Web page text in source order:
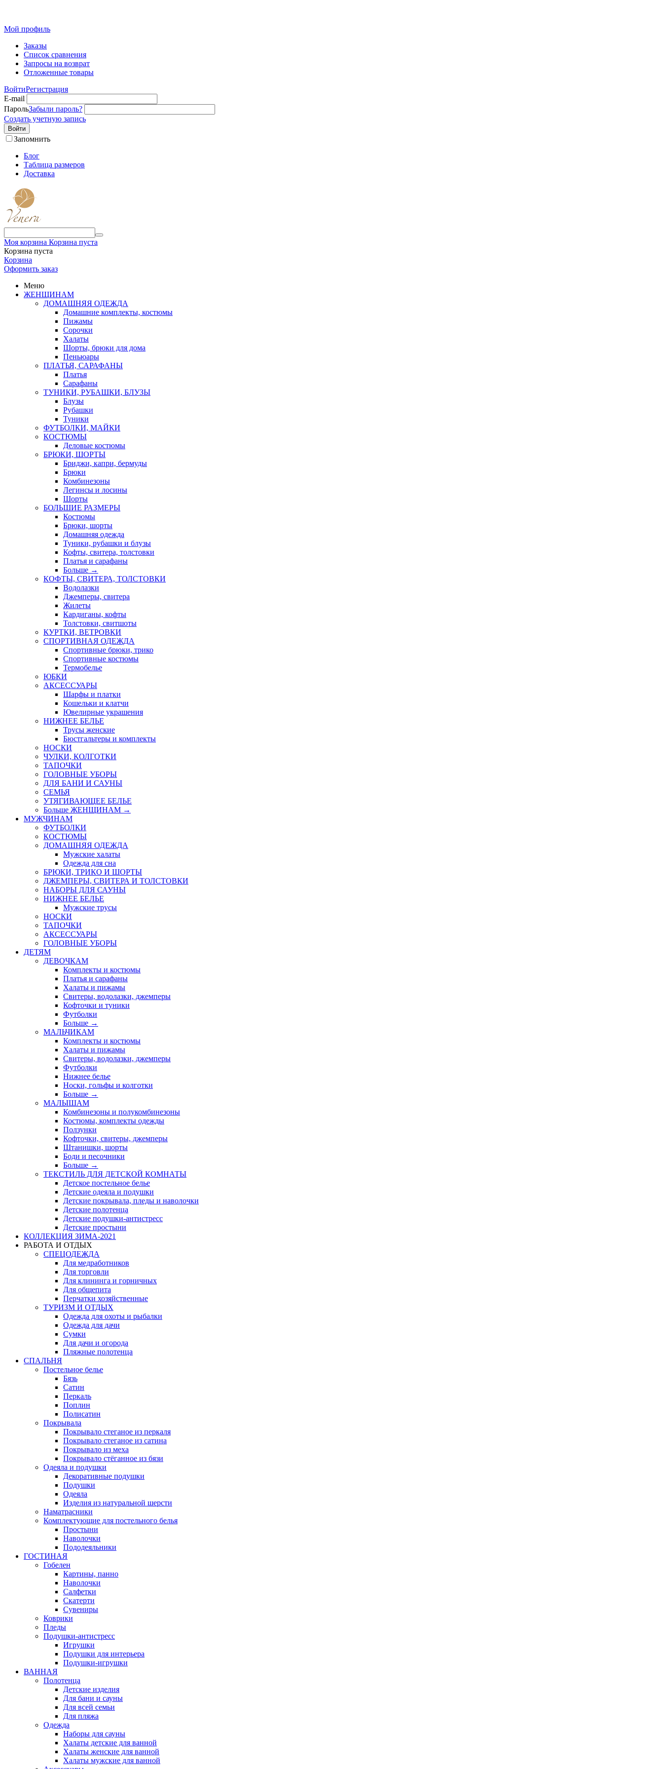
Мой профиль
Заказы
Список сравнения
Запросы на возврат
Отложенные товары
ВойтиРегистрация
E-mail
ПарольЗабыли пароль?
Создать учетную запись
Войти
Запомнить
Блог
Таблица размеров
Доставка
Моя корзина Корзина пуста
Корзина пуста
Корзина
Оформить заказ
Меню
ЖЕНЩИНАМ
ДОМАШНЯЯ ОДЕЖДА
Домашние комплекты, костюмы
Пижамы
Сорочки
Халаты
Шорты, брюки для дома
Пеньюары
ПЛАТЬЯ, САРАФАНЫ
Платья
Сарафаны
ТУНИКИ, РУБАШКИ, БЛУЗЫ
Блузы
Рубашки
Туники
ФУТБОЛКИ, МАЙКИ
КОСТЮМЫ
Деловые костюмы
БРЮКИ, ШОРТЫ
Бриджи, капри, бермуды
Брюки
Комбинезоны
Легинсы и лосины
Шорты
БОЛЬШИЕ РАЗМЕРЫ
Костюмы
Брюки, шорты
Домашняя одежда
Туники, рубашки и блузы
Кофты, свитера, толстовки
Платья и сарафаны
Больше →
КОФТЫ, СВИТЕРА, ТОЛСТОВКИ
Водолазки
Джемперы, свитера
Жилеты
Кардиганы, кофты
Толстовки, свитшоты
КУРТКИ, ВЕТРОВКИ
СПОРТИВНАЯ ОДЕЖДА
Спортивные брюки, трико
Спортивные костюмы
Термобелье
ЮБКИ
AКСЕССУАРЫ
Шарфы и платки
Кошельки и клатчи
Ювелирные украшения
НИЖНЕЕ БЕЛЬЕ
Трусы женские
Бюстгальтеры и комплекты
НОСКИ
ЧУЛКИ, КОЛГОТКИ
ТАПОЧКИ
ГОЛОВНЫЕ УБОРЫ
ДЛЯ БАНИ И САУНЫ
СЕМЬЯ
УТЯГИВАЮЩЕЕ БЕЛЬЕ
Больше ЖЕНЩИНАМ →
МУЖЧИНАМ
ФУТБОЛКИ
КОСТЮМЫ
ДОМАШНЯЯ ОДЕЖДА
Мужские халаты
Одежда для сна
БРЮКИ, ТРИКО И ШОРТЫ
ДЖЕМПЕРЫ, СВИТЕРА И ТОЛСТОВКИ
НАБОРЫ ДЛЯ САУНЫ
НИЖНЕЕ БЕЛЬЕ
Мужские трусы
НОСКИ
ТАПОЧКИ
АКСЕССУАРЫ
ГОЛОВНЫЕ УБОРЫ
ДЕТЯМ
ДЕВОЧКАМ
Комплекты и костюмы
Платья и сарафаны
Халаты и пижамы
Свитеры, водолазки, джемперы
Кофточки и туники
Футболки
Больше →
МАЛЬЧИКАМ
Комплекты и костюмы
Халаты и пижамы
Свитеры, водолазки, джемперы
Футболки
Нижнее белье
Носки, гольфы и колготки
Больше →
МАЛЫШАМ
Комбинезоны и полукомбинезоны
Костюмы, комплекты одежды
Ползунки
Кофточки, свитеры, джемперы
Штанишки, шорты
Боди и песочники
Больше →
ТЕКСТИЛЬ ДЛЯ ДЕТСКОЙ КОМНАТЫ
Детское постельное белье
Детские одеяла и подушки
Детские покрывала, пледы и наволочки
Детские полотенца
Детские подушки-антистресс
Детские простыни
КОЛЛЕКЦИЯ ЗИМА-2021
РАБОТА И ОТДЫХ
СПЕЦОДЕЖДА
Для медработников
Для торговли
Для клининга и горничных
Для общепита
Перчатки хозяйственные
ТУРИЗМ И ОТДЫХ
Одежда для охоты и рыбалки
Одежда для дачи
Сумки
Для дачи и огорода
Пляжные полотенца
СПАЛЬНЯ
Постельное белье
Бязь
Сатин
Перкаль
Поплин
Полисатин
Покрывала
Покрывало стеганое из перкаля
Покрывало стеганое из сатина
Покрывало из меха
Покрывало стёганное из бязи
Одеяла и подушки
Декоративные подушки
Подушки
Одеяла
Изделия из натуральной шерсти
Наматраcники
Комплектующие для постельного белья
Простыни
Наволочки
Пододеяльники
ГОСТИНАЯ
Гобелен
Картины, панно
Наволочки
Салфетки
Скатерти
Сувениры
Коврики
Пледы
Подушки-антистресс
Игрушки
Подушки для интерьера
Подушки-игрушки
ВАННАЯ
Полотенца
Детские изделия
Для бани и сауны
Для всей семьи
Для пляжа
Одежда
Наборы для сауны
Халаты детские для ванной
Халаты женские для ванной
Халаты мужские для ванной